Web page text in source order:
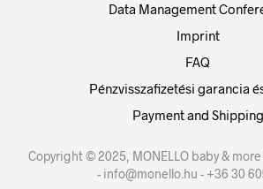
Data Management
Imprint
FAQ
Pénzvisszafizetési garancia
Payment and Shipping
Copyright © 2025, MONELLO baby &
- info@monello.hu - +36 30